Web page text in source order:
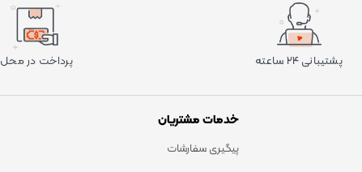
پشتیبانی ۲۴ ساعته پرداخت در محل
خدمات مشتریان
پیگیری سفارشات